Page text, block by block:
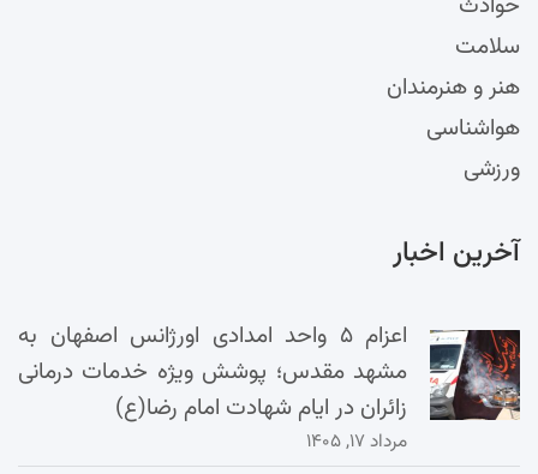
سلامت
هنر و هنرمندان
هواشناسی
ورزشی
آخرین اخبار
اعزام ۵ واحد امدادی اورژانس اصفهان به
مشهد مقدس؛ پوشش ویژه خدمات درمانی
زائران در ایام شهادت امام رضا(ع)
مرداد ۱۷, ۱۴۰۵